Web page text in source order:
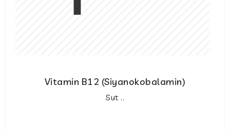
Vitamin B12 (Siyanokobalamin)
Sut ..